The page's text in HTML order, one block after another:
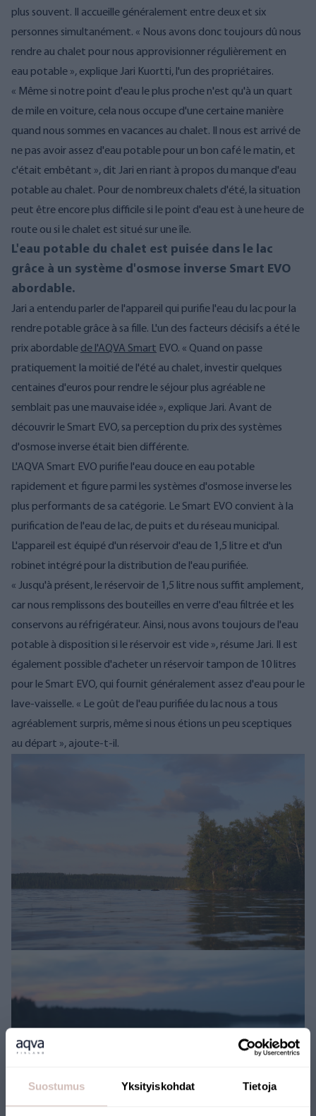
Suostumus Yksityiskohdat Tietoja
plus souvent. Il accueille généralement entre deux et six
personnes simultanément. « Nous avons donc toujours dû nous
rendre au chalet pour nous approvisionner régulièrement en
eau potable », explique Jari Kuortti, l'un des propriétaires.
« Même si notre point d'eau le plus proche n'est qu'à un quart
de mile en voiture, cela nous occupe d'une certaine manière
quand nous sommes en vacances au chalet. Il nous est arrivé de
ne pas avoir assez d'eau potable pour un bon café le matin, et
c'était embêtant », dit Jari en riant à propos du manque d'eau
potable au chalet. Pour de nombreux chalets d'été, la situation
peut être encore plus difficile si le point d'eau est à une heure de
route ou si le chalet est situé sur une île.
L'eau potable du chalet est puisée dans le lac
grâce à un système d'osmose inverse Smart EVO
abordable.
Jari a entendu parler de l'appareil qui purifie l'eau du lac pour la
rendre potable grâce à sa fille. L'un des facteurs décisifs a été le
prix abordable de l'AQVA Smart EVO. « Quand on passe
pratiquement la moitié de l'été au chalet, investir quelques
centaines d'euros pour rendre le séjour plus agréable ne
semblait pas une mauvaise idée », explique Jari. Avant de
découvrir le Smart EVO, sa perception du prix des systèmes
d'osmose inverse était bien différente.
L'AQVA Smart EVO purifie l'eau douce en eau potable
rapidement et figure parmi les systèmes d'osmose inverse les
plus performants de sa catégorie. Le Smart EVO convient à la
purification de l'eau de lac, de puits et du réseau municipal.
L'appareil est équipé d'un réservoir d'eau de 1,5 litre et d'un
robinet intégré pour la distribution de l'eau purifiée.
« Jusqu'à présent, le réservoir de 1,5 litre nous suffit amplement,
car nous remplissons des bouteilles en verre d'eau filtrée et les
conservons au réfrigérateur. Ainsi, nous avons toujours de l'eau
potable à disposition si le réservoir est vide », résume Jari. Il est
également possible d'acheter un réservoir tampon de 10 litres
pour le Smart EVO, qui fournit généralement assez d'eau pour le
lave-vaisselle. « Le goût de l'eau purifiée du lac nous a tous
agréablement surpris, même si nous étions un peu sceptiques
au départ », ajoute-t-il.